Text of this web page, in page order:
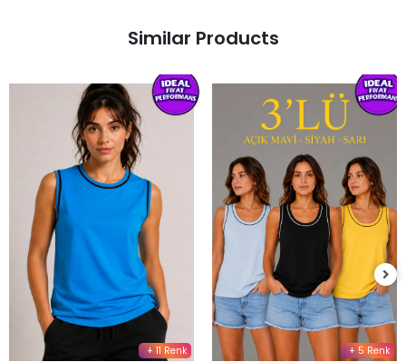
Similar Products
+ 11 Renk + 5 Renk